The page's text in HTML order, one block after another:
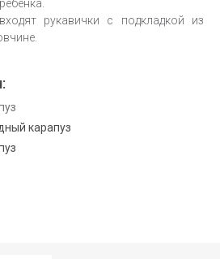
рукавички с подкладкой из
карапуз